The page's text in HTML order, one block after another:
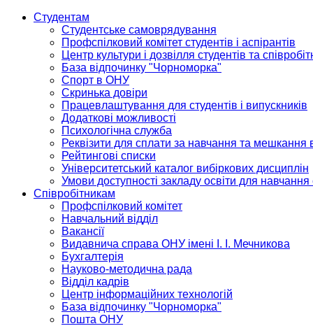
Студентам
Студентське самоврядування
Профспілковий комітет студентів і аспірантів
Центр культури і дозвілля студентів та
База відпочинку "Чорноморка"
Спорт в ОНУ
Скринька довіри
Працевлаштування для студентів і випускників
Додаткові можливості
Психологічна служба
Реквізити для сплати за навчання та мешкання
Рейтингові списки
Університетський каталог вибіркових дисциплін
Умови доступності закладу освіти для
Співробітникам
Профспілковий комітет
Навчальний відділ
Вакансії
Видавнича справа ОНУ імені І. І. Мечникова
Бухгалтерія
Науково-методична рада
Відділ кадрів
Центр інформаційних технологій
База відпочинку "Чорноморка"
Пошта ОНУ